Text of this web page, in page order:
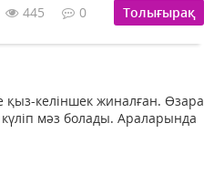
445 0 Толығырақ
келіншек жи­налған. Өзара
мәз болады. Араларында